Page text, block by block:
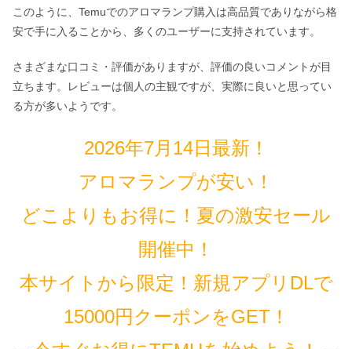
このように、Temuでのアロマランプ購入は高品質でありながら格
安で手に入ることから、多くのユーザーに支持されています。
さまざまな口コミ・評価がありますが、評価の良いコメントが目
立ちます。レビューは個人の主観ですが、実際に良いと思ってい
る方が多いようです。
2026年7月14日最新！
アロマランプが安い！
どこよりもお得に！夏の激安セール
開催中！
本サイトから限定！新規アプリDLで
15000円クーポンをGET！